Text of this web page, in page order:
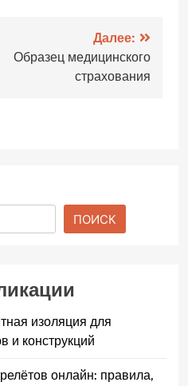
Далее:
Образец медицинского
страхования
ПОИСК
изоляция для
и конструкций
онлайн: правила,